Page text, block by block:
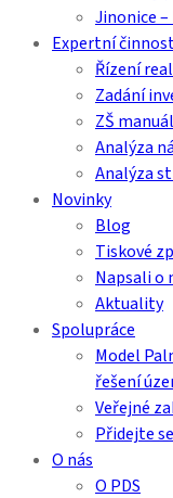
Jinonice
Expertní
Řízení
Zadání
ZŠ
Analýza
Analýza
Novinky
Blog
Tiskové
Napsali o
Aktuality
Spolupráce
Model
řešení
Veřejné
Přidejte
O nás
O PDS